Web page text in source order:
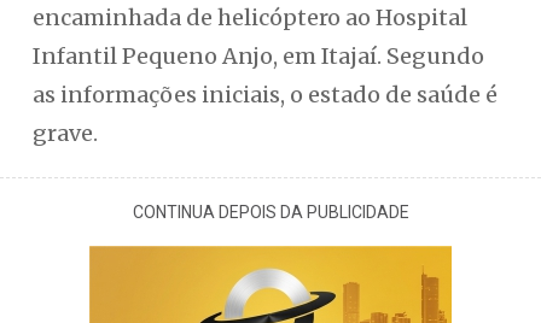
encaminhada de helicóptero ao Hospital
Infantil Pequeno Anjo, em Itajaí. Segundo
as informações iniciais, o estado de saúde é
grave.
CONTINUA DEPOIS DA PUBLICIDADE